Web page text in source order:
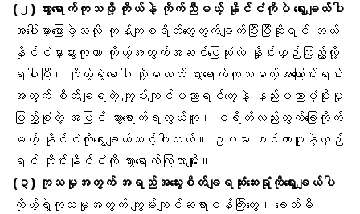
(၂) သွားရောက်ကုသဖို့ ကိုယ်နဲ့ ကိုက်ညီမယ့် နိုင်ငံကိုပဲ ရွေးချယ်ပါ
အပေါ်မှာပြောခဲ့သလို ကုန်ကျစရိတ်တွေတွက်ချက်ပြီးပြီဆိုရင် ဘယ်
နိုင်ငံမှာသွားကုတာ ကိုယ့်အတွက်အဆင်ပြေဆုံးလဲ နှိုင်းယှဉ်ကြည့်လို့
ရပါပြီ။ ကိုယ့်ရဲ့ရောဂါ သို့မဟုတ် သွားရောက်ကုသမယ့်အကြောင်းရင်း
အတွက် စိတ်ချရတဲ့ ကျွမ်းကျင်ပညာရှင်တွေနဲ့ နည်းပညာပံ့ပိုးမှု
ပြည့်စုံတဲ့ အပြင် သွားရောက်ရလွယ်ကူ၊ စရိတ်လည်းတွက်ခြေကိုက်
မယ့် နိုင်ငံကိုရွေးချယ်သင့်ပါတယ်။ ဥပမာ စင်ကာပူနဲ့ယှဉ်
ရင် ထိုင်းနိုင်ငံကို သွားရောက်ကြတာမျိုး။
(၃) ကုသမှုအတွက် အရည်အသွေးစိတ်ချရဆုံးဆေးရုံကိုရွေးချယ်ပါ
ကိုယ့်ရဲ့ကုသမှုအတွက် ကျွမ်းကျင်ဆရာဝန်ကြီးတွေ၊ ခေတ်မီ